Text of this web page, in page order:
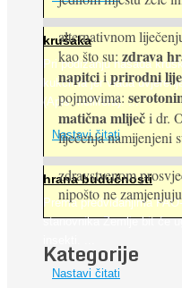
krušaka
Pri podizanju nasada
kukcima jer vlada
(Apis mellifera). ...
Nastavi čitati
hrana budućnosti
Prema predviđanjima
stanovnika Zemlje bit će
Nastavi čitati
alternativnom
kao što su: zdrava
napitciiprirodni
pojmovima:
matična mliječi dr.
liječenja namijenjeni
zdravstvenom
nipošto ne
Kategorije